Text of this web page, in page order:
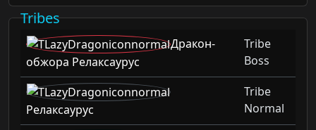
Tribes
Дракон-
обжора Релаксаурус
Tribe
Boss
Релаксаурус
Tribe
Normal